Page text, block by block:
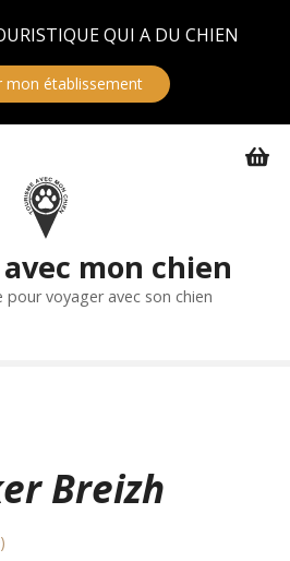
QUI A DU CHIEN
mon établissement
mon chien
voyager avec son chien
Breizh
)